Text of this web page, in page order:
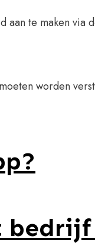
aan te maken
worden